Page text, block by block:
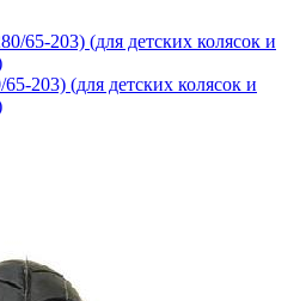
203) (для детских колясок и